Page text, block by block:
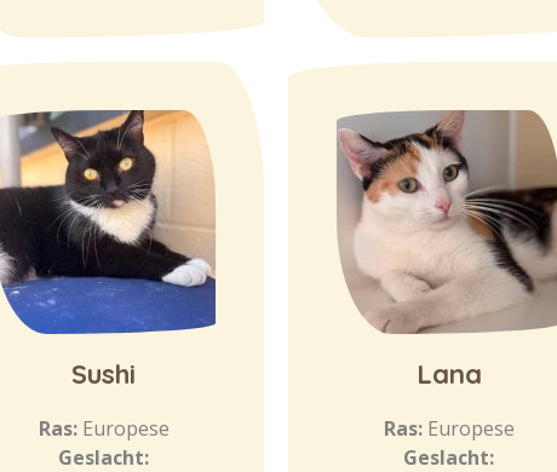
Sushi
Ras: Europese
Geslacht:
Lana
Ras: Europese
Geslacht: